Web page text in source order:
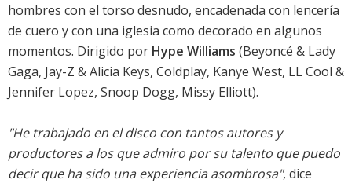
hombres con el torso desnudo, encadenada con lencería
de cuero y con una iglesia como decorado en algunos
momentos. Dirigido por Hype Williams (Beyoncé & Lady
Gaga, Jay-Z & Alicia Keys, Coldplay, Kanye West, LL Cool &
Jennifer Lopez, Snoop Dogg, Missy Elliott).
"He trabajado en el disco con tantos autores y
productores a los que admiro por su talento que puedo
decir que ha sido una experiencia asombrosa", dice